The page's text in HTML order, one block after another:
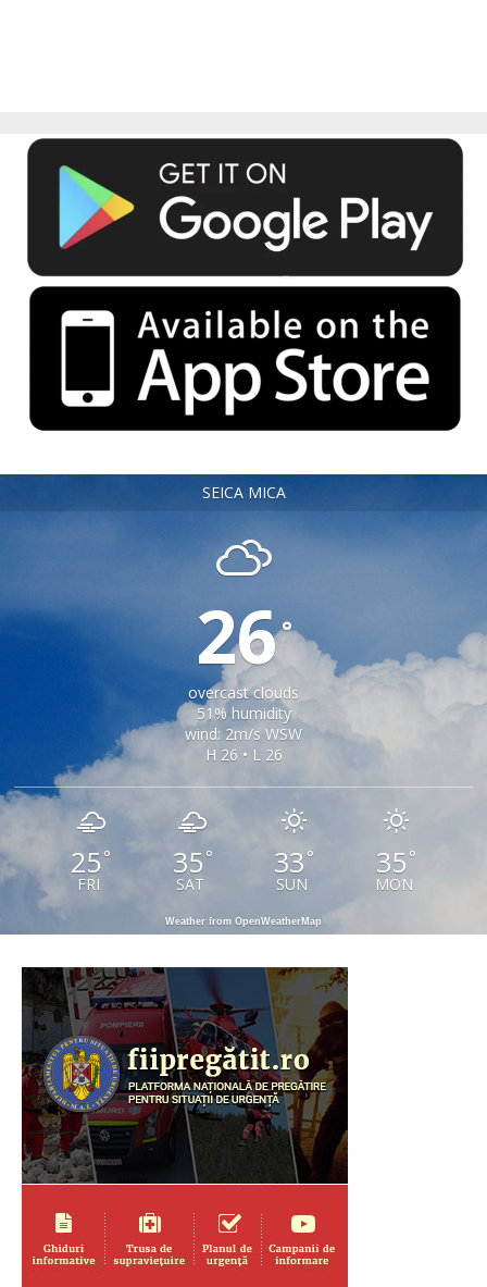
SEICA MICA
26°
overcast clouds
51% humidity
wind: 2m/s WSW
H 26 • L 26
25 °
FRI
35 °
SAT
33 °
SUN
35 °
MON
Weather from OpenWeatherMap